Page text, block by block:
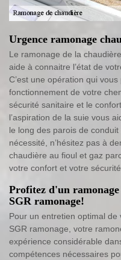
Urgence ramonage
Le ramonage de la
aide à connaitre l’état de
C’est une opération qui
fonctionnement de votre
sécurité sanitaire et le
l’aspiration de la suie vous
le long des parois de
nécessité, n’hésitez pas à
chaudière au fioul et gaz
votre confort et votre
Profitez d'un
SGR ramonage!
Pour un entretien optimal
SGR ramonage, votre
expérience considérable
compétences nécessaires